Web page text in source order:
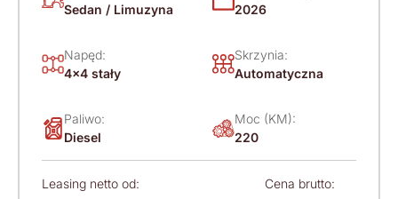
Sedan / Limuzyna
2026
Napęd:
4x4 stały
Skrzynia:
Automatyczna
Paliwo:
Diesel
Moc (KM):
220
Leasing netto od: Cena brutto: